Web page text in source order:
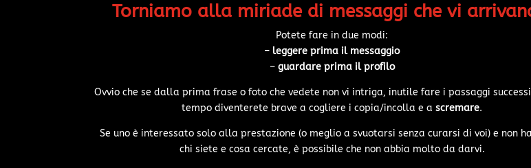
Torniamo alla miriade di messaggi che vi
Potete fare in due modi:
– leggere prima il messaggio
– guardare prima il profilo
Ovvio che se dalla prima frase o foto che vedete non vi intriga, inutile fare i passaggi
tempo diventerete brave a cogliere i copia/incolla e ascremare.
Se uno è interessato solo alla prestazione (o meglio a svuotarsi senza curarsi di voi) e non
chi siete e cosa cercate, è possibile che non abbia molto da darvi.